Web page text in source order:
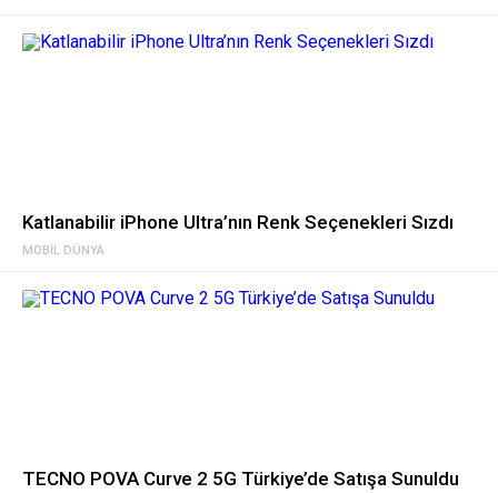
MOBIL DÜNYA
Katlanabilir iPhone Ultra’nın Renk Seçenekleri Sızdı
TECNO POVA Curve 2 5G Türkiye’de Satışa Sunuldu